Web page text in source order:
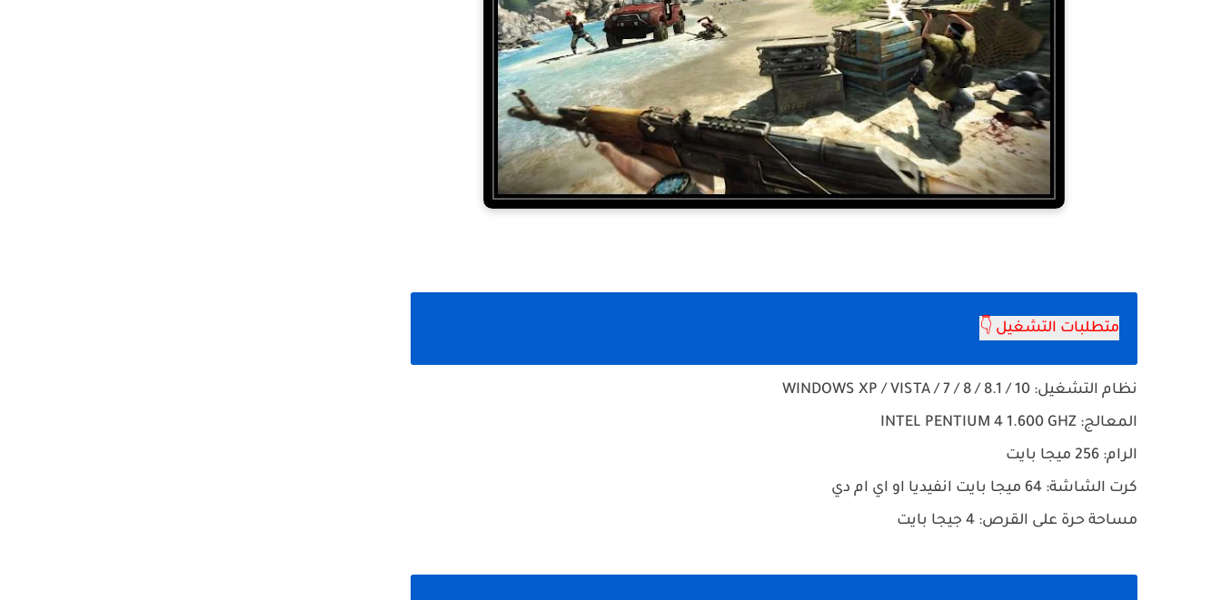
متطلبات التشغيل 👇
نظام التشغيل: WINDOWS XP / VISTA / 7 / 8 / 8.1 / 10
المعالج: INTEL PENTIUM 4 1.600 GHZ
الرام: 256 ميجا بايت
كرت الشاشة: 64 ميجا بايت انفيديا او اي ام دي
مساحة حرة على القرص: 4 جيجا بايت